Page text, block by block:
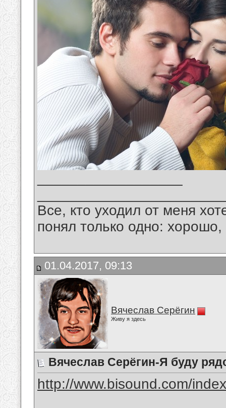
Все, кто уходил от меня
понял только одно:
01.04.2017, 09:13
Вячеслав Серёгин
Живу я здесь
Вячеслав Серёгин-Я буду
http://www.bisound.com/